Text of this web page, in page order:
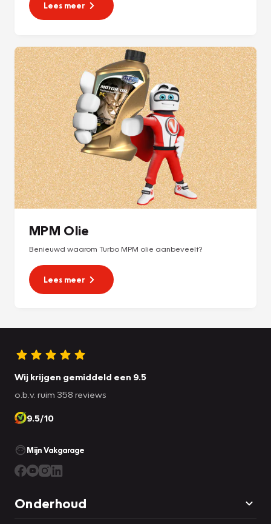
Lees meer
MPM Olie
Benieuwd waarom Turbo MPM olie aanbeveelt?
Lees meer
Wij krijgen gemiddeld een 9.5
o.b.v. ruim 358 reviews
9.5/10
Mijn Vakgarage
Onderhoud